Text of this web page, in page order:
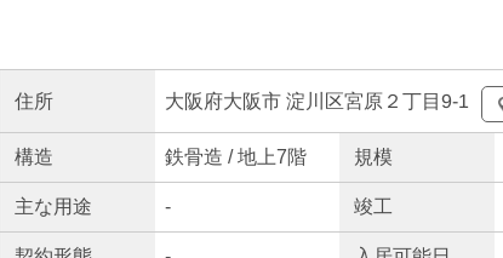
住所 大阪府大阪市 淀川区宮原２丁目9-1
構造 鉄骨造 / 地上7階 規模
主な用途 - 竣工